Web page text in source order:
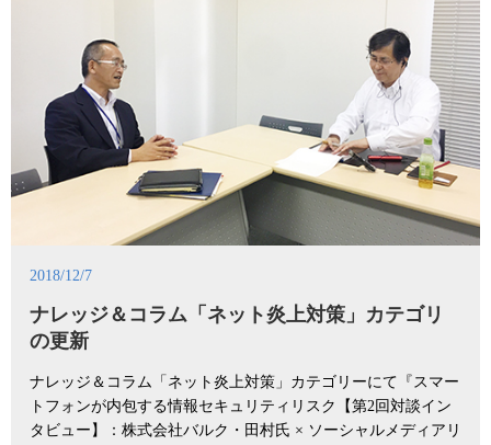
2018/12/7
ナレッジ＆コラム「ネット炎上対策」カテゴリ
の更新
ナレッジ＆コラム「ネット炎上対策」カテゴリーにて『スマー
トフォンが内包する情報セキュリティリスク【第2回対談イン
タビュー】：株式会社バルク・田村氏 × ソーシャルメディアリ